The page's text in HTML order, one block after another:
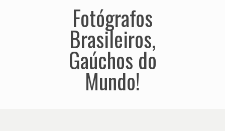
Fotógrafos
Brasileiros,
Gaúchos do
Mundo!